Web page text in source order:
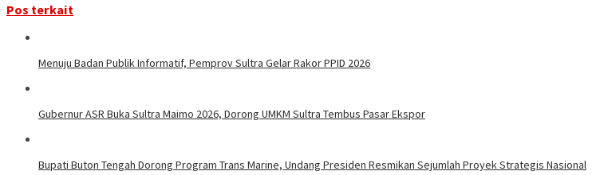
Pos terkait
Menuju Badan Publik Informatif, Pemprov Sultra Gelar Rakor PPID 2026
Gubernur ASR Buka Sultra Maimo 2026, Dorong UMKM Sultra Tembus Pasar Ekspor
Bupati Buton Tengah Dorong Program Trans Marine, Undang Presiden Resmikan Sejumlah Proyek Strategis Nasional